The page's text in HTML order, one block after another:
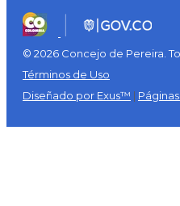
© 2026 Concejo de Pereira.
Términos de Uso
Diseñado por Exus™ |